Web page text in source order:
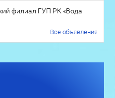
филиал ГУП РК «Вода
Все объявления